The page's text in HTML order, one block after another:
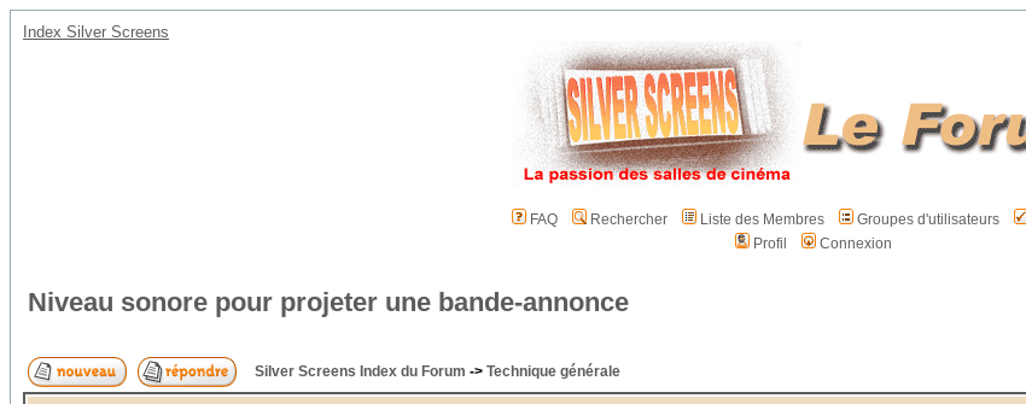
Index Silver Screens
FAQ Rechercher Liste des Membres Groupes d'utilisateurs
Profil
Connexion
Niveau sonore pour projeter une bande-annonce
Silver Screens Index du Forum -> Technique générale